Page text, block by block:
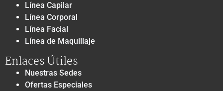
Línea Capilar
Línea Corporal
Línea Facial
Línea de Maquillaje
Enlaces Útiles
Nuestras Sedes
Ofertas Especiales